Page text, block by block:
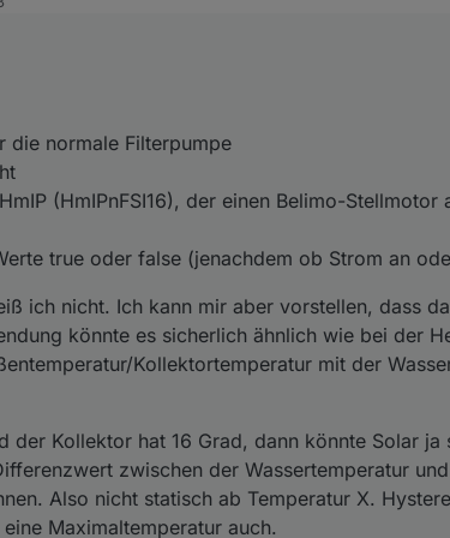
läuft über die normale Filterpumpe
von HmIP (HmIPnFSI16), der einen Belimo-Stellmotor
die Werte true oder false (jenachdem ob Strom an oder
könnte es sicherlich ähnlich wie bei der
zwischen der Wassertemperatur und der
auch.
du so auf Wünsche der User eingehst.
die normale Filterpumpe
(HmIPnFSI16), der einen Belimo-Stellmotor
true oder false (jenachdem ob Strom an
ich nicht. Ich kann mir aber vorstellen, dass
könnte es sicherlich ähnlich wie bei der
Kollektortemperatur mit der
der Kollektor hat 16 Grad, dann könnte Solar ja
zwischen der Wassertemperatur
Also nicht statisch ab Temperatur X.
Maximaltemperatur auch.